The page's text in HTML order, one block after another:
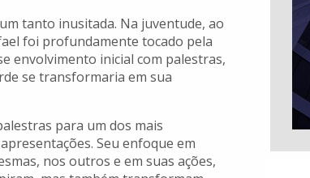
tanto inusitada. Na juventude, ao
foi profundamente tocado pela
envolvimento inicial com palestras,
se transformaria em sua
para um dos mais
Seu enfoque em
nos outros e em suas ações,